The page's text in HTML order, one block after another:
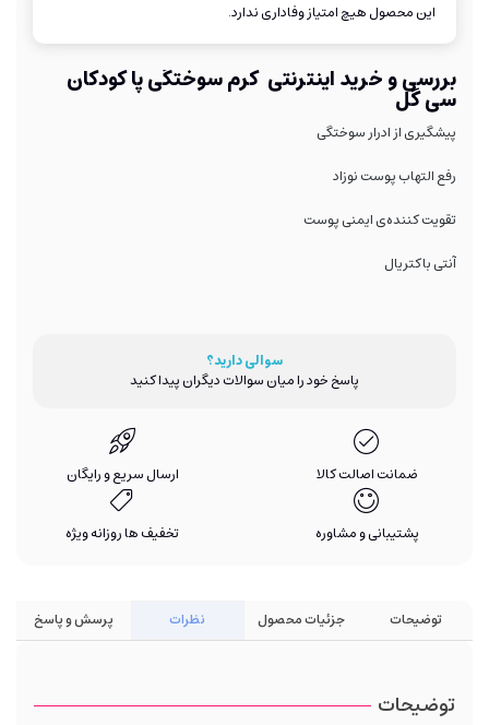
بررسی و خرید اینترنتی کرم سوختگی پا کودکان
سی گل
پیشگیری از ادرار سوختگی
رفع التهاب پوست نوزاد
تقویت کننده‌ی ایمنی پوست
آنتی باکتریال
سوالی دارید؟
پاسخ خود را میان سوالات دیگران پیدا کنید
این محصول هیچ امتیاز وفاداری ندارد.
ضمانت اصالت کالا ارسال سریع و رایگان
پشتیبانی و مشاوره تخفیف ها روزانه ویژه
توضیحات جزئیات محصول نظرات پرسش و پاسخ
توضیحات